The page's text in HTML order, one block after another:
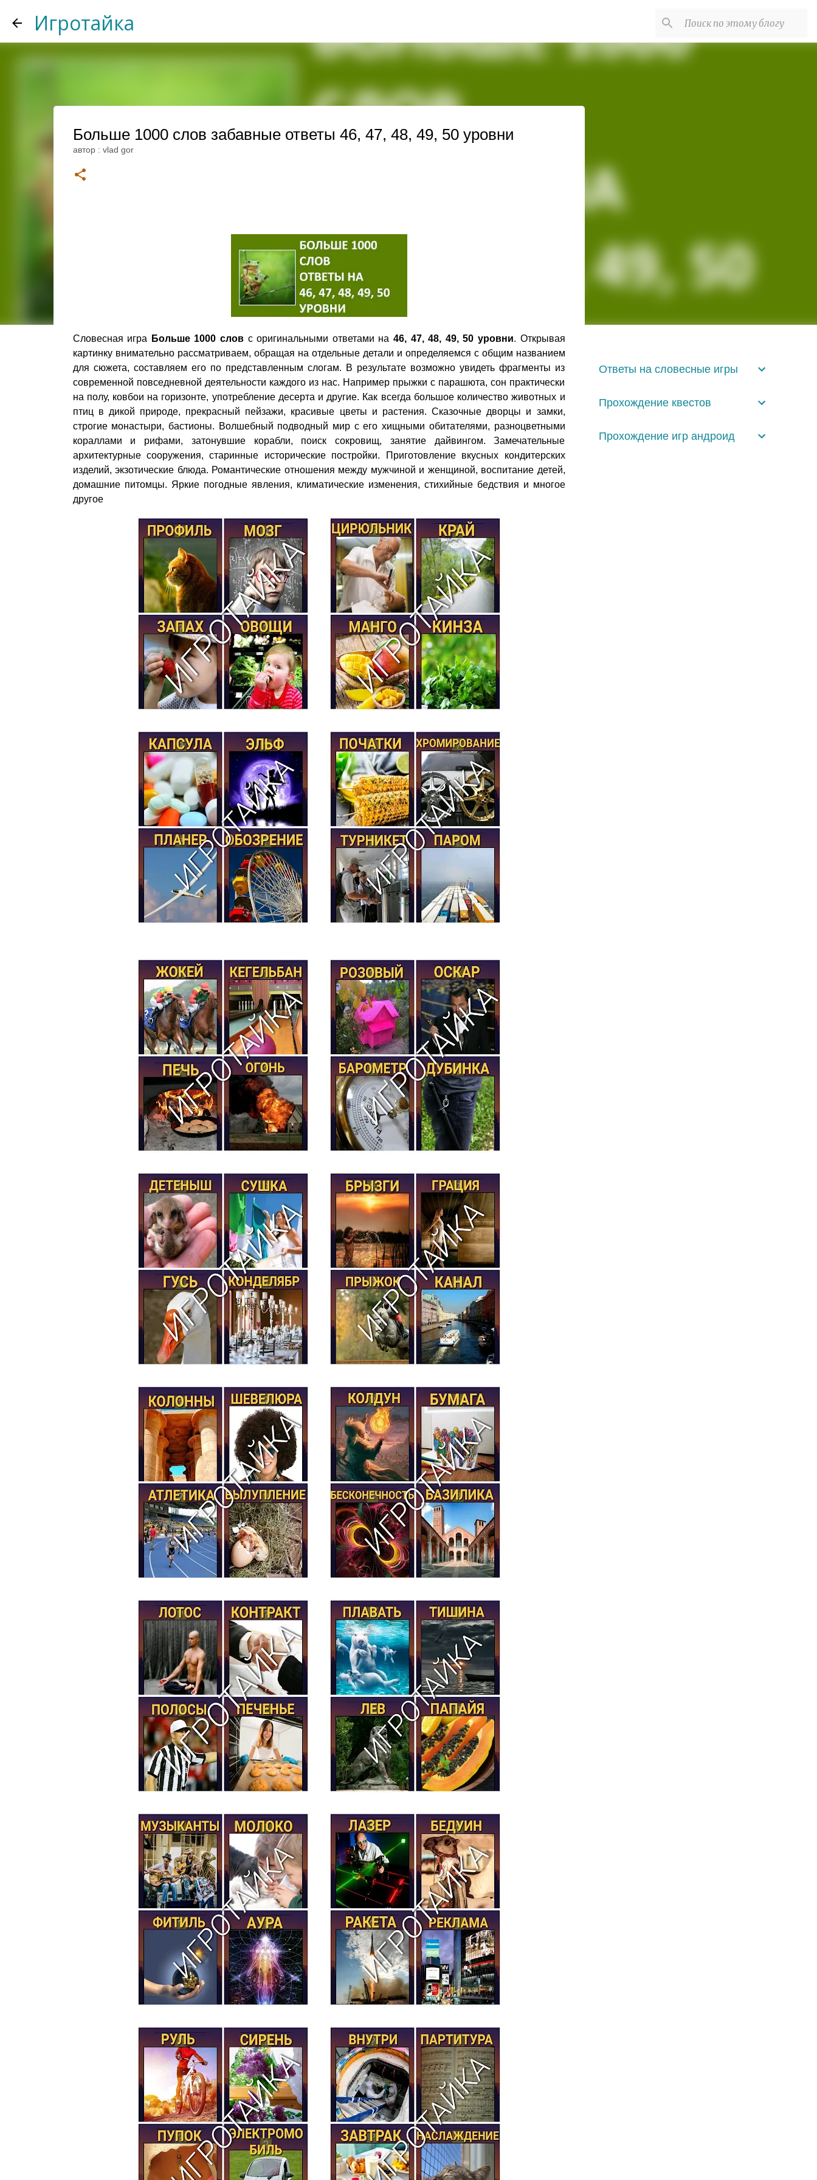
Игротайка
Больше 1000 слов забавные ответы 46, 47, 48, 49, 50 уровни
автор : vlad gor
Словесная игра Больше 1000 словс оригинальными ответами на 46, 47, 48, 49, 50 уровни. Открывая
картинку внимательно рассматриваем, обращая на отдельные детали и определяемся с общим названием
для сюжета, составляем его по представленным слогам. В результате возможно увидеть фрагменты из
современной повседневной деятельности каждого из нас. Например прыжки с парашюта, сон практически
на полу, ковбои на горизонте, употребление десерта и другие. Как всегда большое количество животных и
птиц в дикой природе, прекрасный пейзажи, красивые цветы и растения. Сказочные дворцы и замки,
строгие монастыри, бастионы. Волшебный подводный мир с его хищными обитателями, разноцветными
кораллами и рифами, затонувшие корабли, поиск сокровищ, занятие дайвингом. Замечательные
архитектурные сооружения, старинные исторические постройки. Приготовление вкусных кондитерских
изделий, экзотические блюда. Романтические отношения между мужчиной и женщиной, воспитание детей,
домашние питомцы. Яркие погодные явления, климатические изменения, стихийные бедствия и многое
другое
Ответы на словесные игры
Прохождение квестов
Прохождение игр андроид